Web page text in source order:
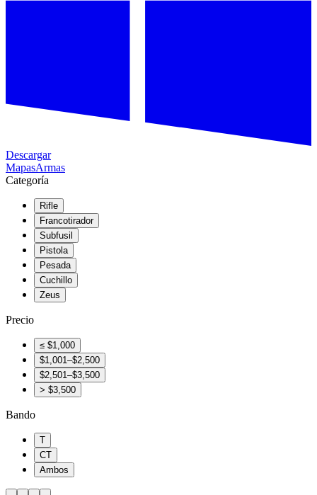
Descargar
MapasArmas
Categoría
Rifle
Francotirador
Subfusil
Pistola
Pesada
Cuchillo
Zeus
Precio
≤ $1,000
$1,001–$2,500
$2,501–$3,500
> $3,500
Bando
T
CT
Ambos